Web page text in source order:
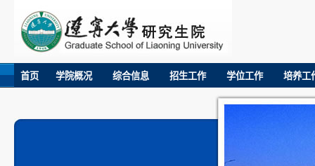
首页 学院概况 综合信息 招生工作 学位工作 培养工